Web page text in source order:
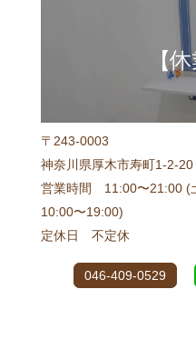
〒243-0003
神奈川県厚木市寿町1-2-
営業時間 11:00〜21:00 (
10:00〜19:00)
定休日 不定休
046-409-0529